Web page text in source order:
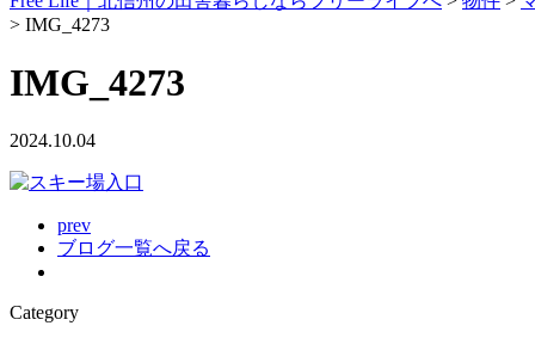
> IMG_4273
IMG_4273
2024.10.04
prev
ブログ一覧へ戻る
Category